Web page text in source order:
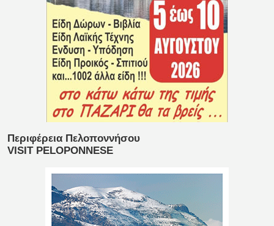
Περιφέρεια Πελοποννήσου
VISIT PELOPONNESE